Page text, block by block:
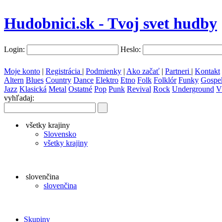
Hudobnici.sk - Tvoj svet hudby
Login: Heslo:
Moje konto | Registrácia | Podmienky | Ako začať | Partneri | Kontakt
Altern Blues Country Dance Elektro Etno Folk Folklór Funky Gospel
Jazz Klasická Metal Ostatné Pop Punk Revival Rock Underground
vyhľadaj:
všetky krajiny
Slovensko
všetky krajiny
slovenčina
slovenčina
Skupiny